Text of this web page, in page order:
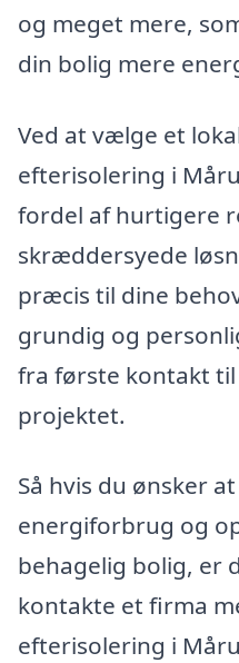
og meget mere,
din bolig mere
Ved at vælge et
efterisolering i
fordel af hurtigere
skræddersyede
præcis til dine
grundig og
fra første kontakt
projektet.
Så hvis du ønsker
energiforbrug og
behagelig bolig, er
kontakte et firma
efterisolering i